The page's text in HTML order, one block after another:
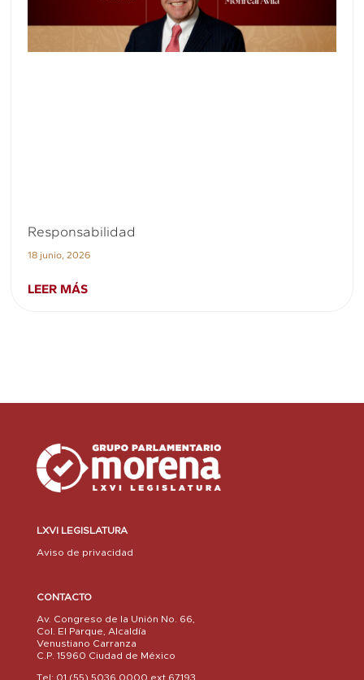
Responsabilidad
18 junio, 2026
LEER MÁS
LXVI LEGISLATURA
Aviso de privacidad
CONTACTO
Av. Congreso de la Unión No. 66,
Col. El Parque, Alcaldía
Venustiano Carranza
C.P. 15960 Ciudad de México
Tel: 01 (55) 5036 0000 ext.67193